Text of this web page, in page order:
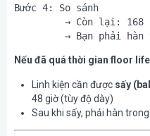
Bước 4: So sánh
→ Còn lại: 168
Nếu đã quá thời gian floor
Linh kiện cần được sấy
48 giờ (tùy độ dày)
Sau khi sấy, phải hàn